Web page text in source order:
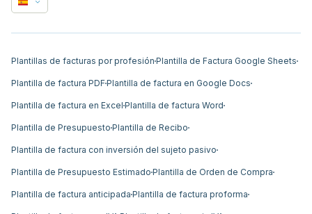
Plantillas de facturas por profesión Plantilla de Factura Google Sheets
Plantilla de factura PDF Plantilla de factura en Google Docs
Plantilla de factura en Excel Plantilla de factura Word
Plantilla de Presupuesto Plantilla de Recibo
Plantilla de factura con inversión del sujeto pasivo
Plantilla de Presupuesto Estimado Plantilla de Orden de Compra
Plantilla de factura anticipada Plantilla de factura proforma